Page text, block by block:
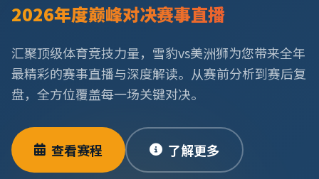
2026年度巅峰对决赛事直播
汇聚顶级体育竞技力量，雪豹vs美洲狮为您带来全年
最精彩的赛事直播与深度解读。从赛前分析到赛后复
盘，全方位覆盖每一场关键对决。
查看赛程 了解更多